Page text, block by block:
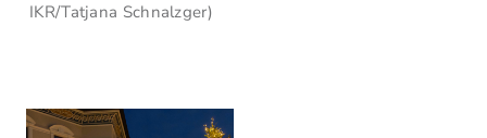
IKR/Tatjana Schnalzger)